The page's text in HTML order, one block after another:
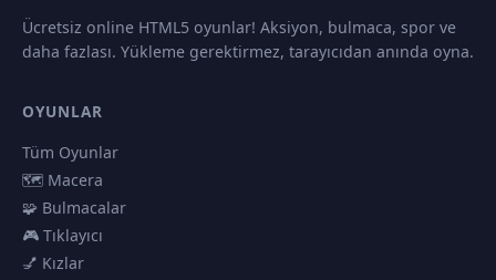
Ücretsiz online HTML5 oyunlar! Aksiyon, bulmaca, spor ve
daha fazlası. Yükleme gerektirmez, tarayıcıdan anında oyna.
OYUNLAR
Tüm Oyunlar
🗺️ Macera
🧩 Bulmacalar
🎮 Tıklayıcı
💅 Kızlar